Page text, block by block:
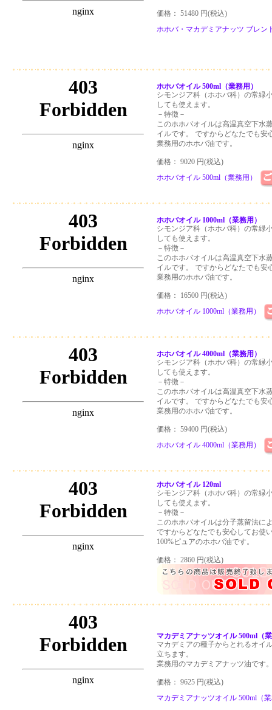
価格： 51480 円(税込)
ホホバ・マカデミアナッツ ブレン
ホホバオイル 500ml（業務用）
シモンジア科（ホホバ科）の常緑
しても使えます。
－特徴－
このホホバオイルは高温真空下水
イルです。 ですからどなたでも安
業務用のホホバ油です。
価格： 9020 円(税込)
ホホバオイル 500ml（業務用）
ホホバオイル 1000ml（業務用）
シモンジア科（ホホバ科）の常緑
しても使えます。
－特徴－
このホホバオイルは高温真空下水
イルです。 ですからどなたでも安
業務用のホホバ油です。
価格： 16500 円(税込)
ホホバオイル 1000ml（業務用）
ホホバオイル 4000ml（業務用）
シモンジア科（ホホバ科）の常緑
しても使えます。
－特徴－
このホホバオイルは高温真空下水
イルです。 ですからどなたでも安
業務用のホホバ油です。
価格： 59400 円(税込)
ホホバオイル 4000ml（業務用）
ホホバオイル 120ml
シモンジア科（ホホバ科）の常緑
しても使えます。
－特徴－
このホホバオイルは分子蒸留法に
ですからどなたでも安心してお使
100%ピュアのホホバ油です。
価格： 2860 円(税込)
マカデミアナッツオイル 500ml（
マカデミアの種子からとれるオイ
立ちます。
業務用のマカデミアナッツ油です
価格： 9625 円(税込)
マカデミアナッツオイル 500ml（